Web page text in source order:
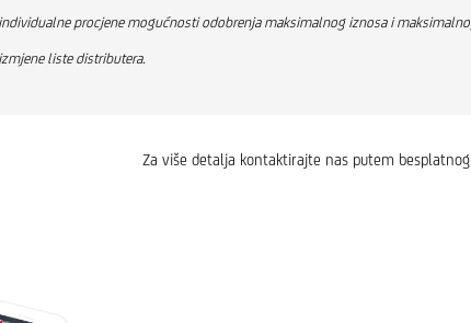
individualne procjene mogućnosti odobrenja maksimalnog iznosa i
liste distributera.
Za više detalja kontaktirajte nas putem